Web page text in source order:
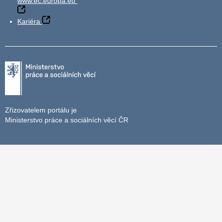
Kariéra
Zřizovatelem portálu je
Ministerstvo práce a sociálních věcí ČR